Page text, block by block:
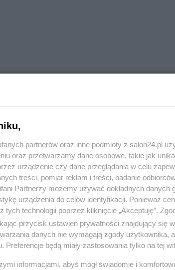
na Tweeter "programami"
pojęte "Wielkie Media" od dawna już
pod kontrolą ponadnarodowych
lat kompletnie skorumpowane.
partnerów oraz inne podmioty z salon24.pl
oraz przetwarzamy dane osobowe, takie jak
urządzenie czy dane przeglądania w celu
treści, pomiar reklam i treści, badanie
Partnerzy możemy używać dokładnych danych
urządzenia do celów identyfikacji. Ponieważ
tych technologii poprzez kliknięcie „Akceptuję”.
przycisk ustawień prywatności znajdujący się
danych nie wymagają zgody użytkownika,
Preferencje będą miały zastosowania tylko na tej
informacjami, abyś mógł świadomie i